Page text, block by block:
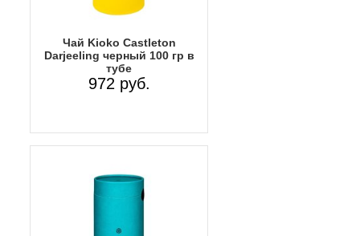
Чай Kioko Castleton
Darjeeling черный 100 гр в
тубе
972 руб.